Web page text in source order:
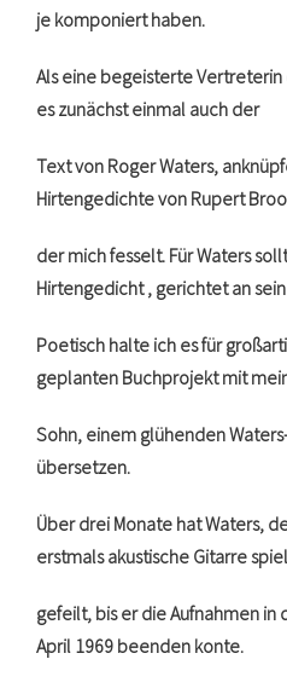
je komponiert haben.
Als eine begeisterte
es zunächst einmal auch der
Text von Roger Waters,
Hirtengedichte von Rupert
der mich fesselt. Für Waters
Hirtengedicht , gerichtet an
Poetisch halte ich es für
geplanten Buchprojekt mit
Sohn, einem glühenden
übersetzen.
Über drei Monate hat Waters,
erstmals akustische Gitarre
gefeilt, bis er die Aufnahmen in
April 1969 beenden konte.